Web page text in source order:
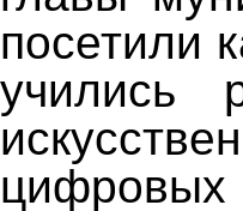
посетили
учились
цифровых